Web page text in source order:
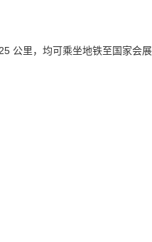
公里，均可乘坐地铁至国家会展